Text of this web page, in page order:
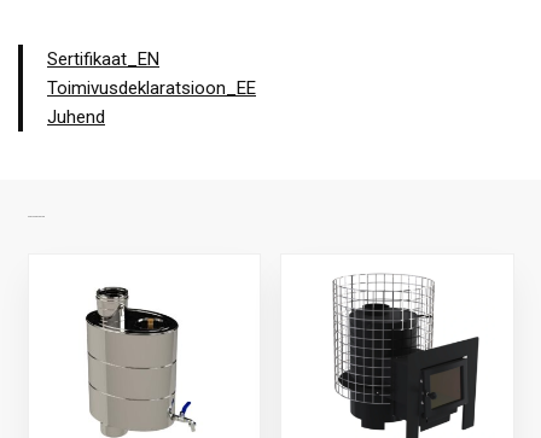
Sertifikaat_EN
Toimivusdeklaratsioon_EE
Juhend